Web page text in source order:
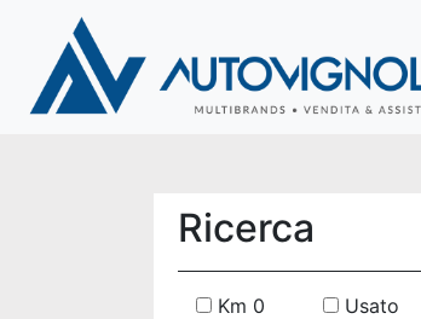
Ricerca
Km 0 Usato